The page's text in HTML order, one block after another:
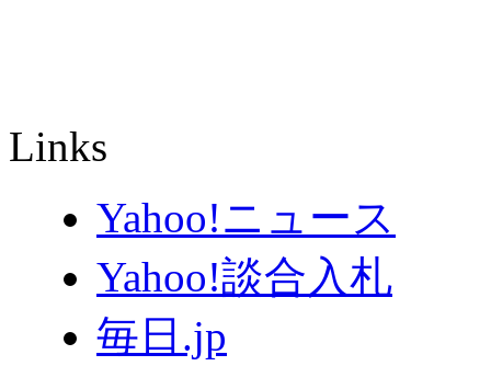
Links
Yahoo!ニュース
Yahoo!談合入札
毎日.jp